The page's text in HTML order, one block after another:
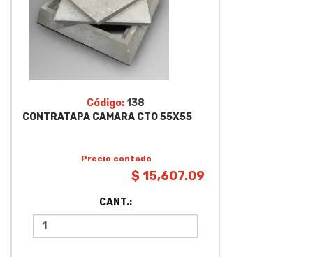
Código:138
CONTRATAPA CAMARA CTO 55X55
Precio contado
$ 15,607.09
CANT.: